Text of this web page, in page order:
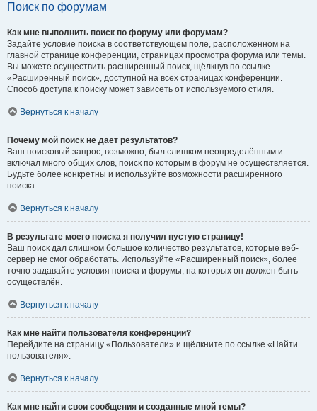
Поиск по форумам
Как мне выполнить поиск по форуму или форумам?
Задайте условие поиска в соответствующем поле, расположенном на
главной странице конференции, страницах просмотра форума или темы.
Вы можете осуществить расширенный поиск, щёлкнув по ссылке
«Расширенный поиск», доступной на всех страницах конференции.
Способ доступа к поиску может зависеть от используемого стиля.
Вернуться к началу
Почему мой поиск не даёт результатов?
Ваш поисковый запрос, возможно, был слишком неопределённым и
включал много общих слов, поиск по которым в форум не осуществляется.
Будьте более конкретны и используйте возможности расширенного
поиска.
Вернуться к началу
В результате моего поиска я получил пустую страницу!
Ваш поиск дал слишком большое количество результатов, которые веб-
сервер не смог обработать. Используйте «Расширенный поиск», более
точно задавайте условия поиска и форумы, на которых он должен быть
осуществлён.
Вернуться к началу
Как мне найти пользователя конференции?
Перейдите на страницу «Пользователи» и щёлкните по ссылке «Найти
пользователя».
Вернуться к началу
Как мне найти свои сообщения и созданные мной темы?